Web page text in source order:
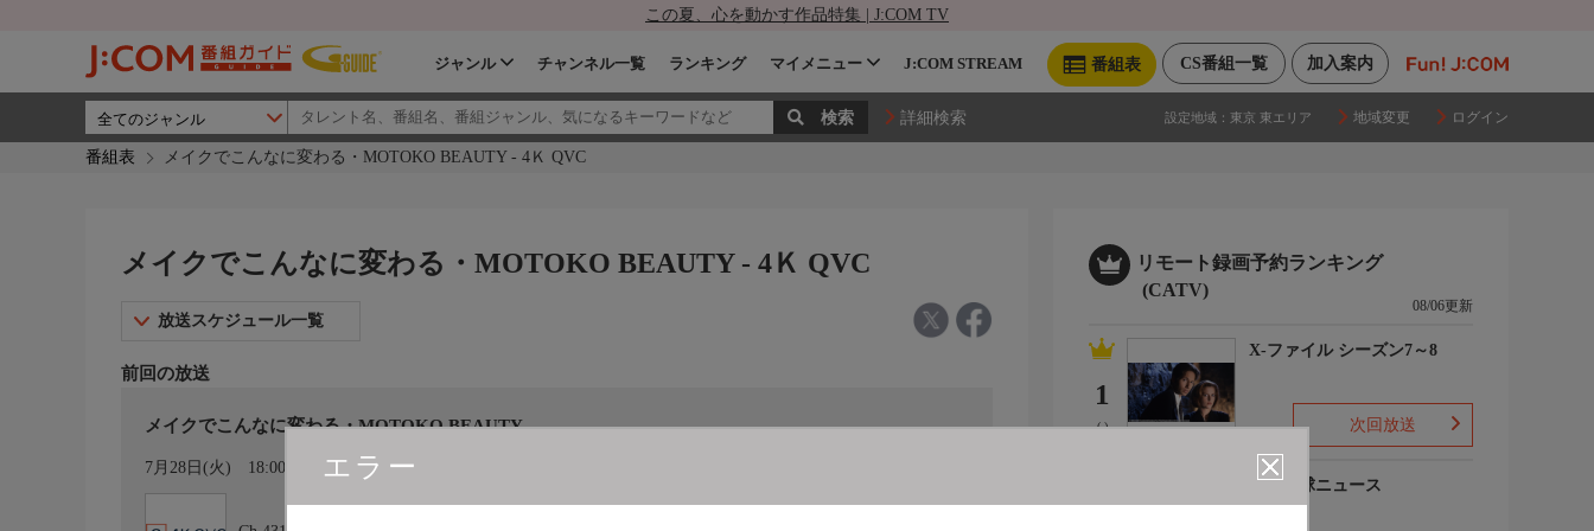
この夏、心を動かす作品特集 | J:COM TV
加入案内
CS番組一覧
番組表
ジャンル チャンネル一覧 ランキング マイメニュー J:COM STREAM
詳細検索 設定地域： 東京 東エリア 地域変更 ログイン
番組表 メイクでこんなに変わる・MOTOKO BEAUTY - 4Ｋ QVC
エラー
メイクでこんなに変わる・MOTOKO BEAUTY - 4Ｋ QVC
放送スケジュール一覧
前回の放送
メイクでこんなに変わる・MOTOKO BEAUTY
7月28日(火) 18:00〜19:00 カレンダー登録
リモート録画予約ランキング
(CATV)
08/06更新
1
(-)
X-ファイル シーズン7～8
次回放送
プロ野球ニュース